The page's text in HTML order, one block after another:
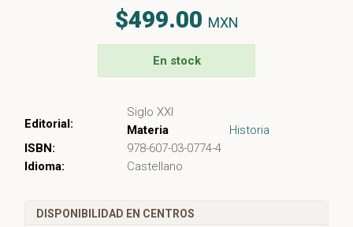
$499.00 MXN
En stock
Editorial:
Siglo XXI
Materia
Historia
ISBN:
978-607-03-0774-4
Idioma:
Castellano
DISPONIBILIDAD EN CENTROS